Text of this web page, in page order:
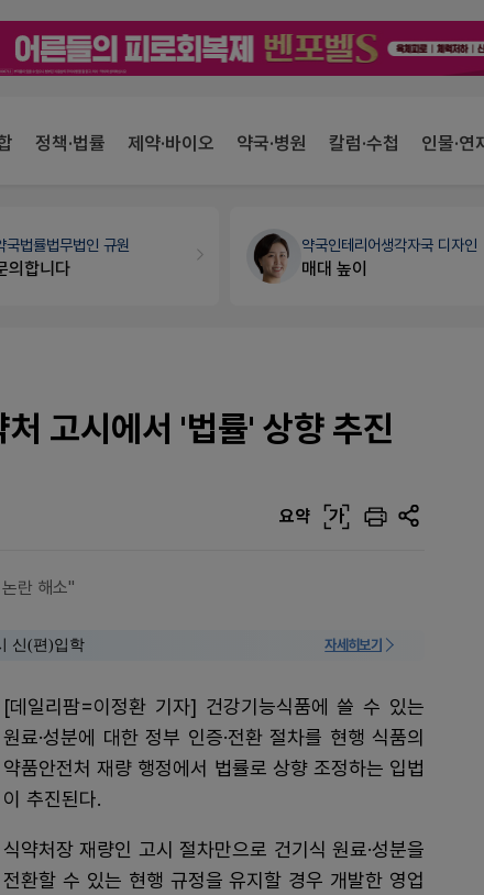
정책·법률 제약·바이오 약국·병원 칼럼·수첩 인물·연
법률법무법인 규원
의합니다
약국인테리어생각자국 디자인
매대 높이
고시에서 '법률' 상향 추진
요약 가
란 해소"
신(편)입학 자세히보기
[데일리팜=이정환 기자] 건강기능식품에 쓸 수 있는
원료·성분에 대한 정부 인증·전환 절차를 현행 식품의
약품안전처 재량 행정에서 법률로 상향 조정하는 입법
이 추진된다.
식약처장 재량인 고시 절차만으로 건기식 원료·성분을
전환할 수 있는 현행 규정을 유지할 경우 개발한 영업